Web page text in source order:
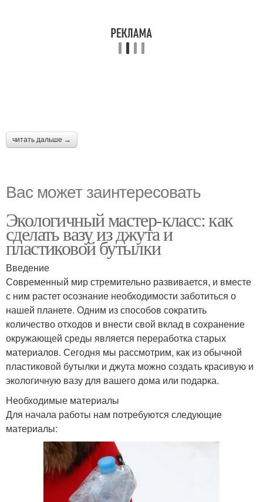
читать дальше →
Вас может заинтересовать
Экологичный мастер-класс: как
сделать вазу из джута и
пластиковой бутылки
Введение
Современный мир стремительно развивается, и вместе
с ним растет осознание необходимости заботиться о
нашей планете. Одним из способов сократить
количество отходов и внести свой вклад в сохранение
окружающей среды является переработка старых
материалов. Сегодня мы рассмотрим, как из обычной
пластиковой бутылки и джута можно создать красивую и
экологичную вазу для вашего дома или подарка.
Необходимые материалы
Для начала работы нам потребуются следующие
материалы: